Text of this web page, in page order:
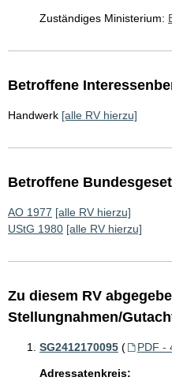
Zuständiges Ministerium:
Betroffene
Handwerk [alle RV hierzu]
Betroffene
AO 1977 [alle RV hierzu]
UStG 1980 [alle RV hierzu]
Zu diesem RV
Stellungnahmen/
SG2412170095 ( PDF -
Adressatenkreis: